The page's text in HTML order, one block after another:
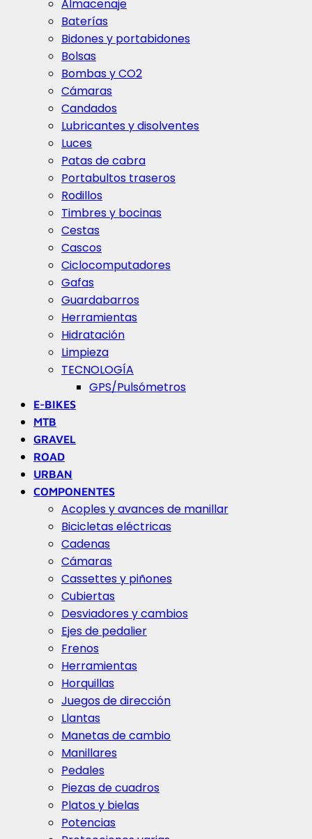
Almacenaje
Baterías
Bidones y portabidones
Bolsas
Bombas y CO2
Cámaras
Candados
Lubricantes y disolventes
Luces
Patas de cabra
Portabultos traseros
Rodillos
Timbres y bocinas
Cestas
Cascos
Ciclocomputadores
Gafas
Guardabarros
Herramientas
Hidratación
Limpieza
TECNOLOGÍA
GPS/Pulsómetros
E-BIKES
MTB
GRAVEL
ROAD
URBAN
COMPONENTES
Acoples y avances de manillar
Bicicletas eléctricas
Cadenas
Cámaras
Cassettes y piñones
Cubiertas
Desviadores y cambios
Ejes de pedalier
Frenos
Herramientas
Horquillas
Juegos de dirección
Llantas
Manetas de cambio
Manillares
Pedales
Piezas de cuadros
Platos y bielas
Potencias